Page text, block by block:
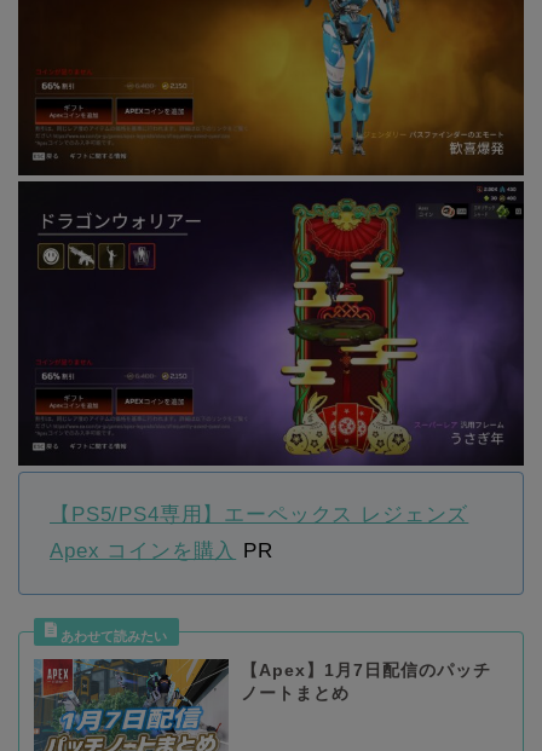
【PS5/PS4専用】エーペックス レジェンズ
Apex コインを購入
PR
【Apex】1月7日配信のパッチ
ノートまとめ